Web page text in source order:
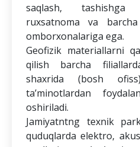
saqlash, tashishga
ruxsatnoma va
omborxonalariga ega.
Geofizik materiallarni
qilish barcha
shaxrida (bosh
ta’minotlardan
oshiriladi.
Jamiyatntng texnik
quduqlarda elektro,